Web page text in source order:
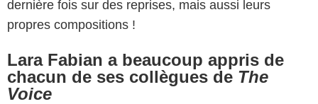
dernière fois sur des reprises, mais aussi leurs
propres compositions !
Lara Fabian a beaucoup appris de
chacun de ses collègues de The
Voice